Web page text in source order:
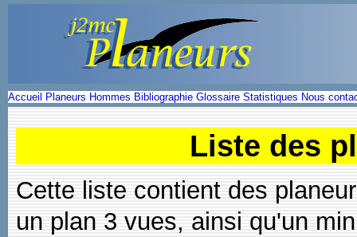
Accueil Planeurs Hommes Bibliographie Glossaire Statistiques Nous
Liste des
Cette liste contient des
un plan 3 vues, ainsi qu'un